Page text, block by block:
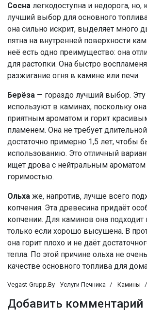
Сосна легкодоступна и недорога,
лучший выбор для основного
она сильно искрит, выделяет много
пятна на внутренней поверхности
неё есть одно преимущество: она
для растопки. Она быстро
разжигание огня в камине или печи.
Берёза — гораздо лучший выбор. Эту
используют в каминах, поскольку
приятным ароматом и горит
пламенем. Она не требует
достаточно примерно 1,5 лет, чтобы
использованию. Это отличный
ищет дрова с нейтральным
горимостью.
Ольха же, напротив, лучше всего
копчения. Эта древесина придаёт
копчении. Для каминов она
только если хорошо высушена. В
она горит плохо и не даёт
тепла. По этой причине ольха не
качестве основного топлива для
Vegast-Grupp.By - Услуги Печника Камины
Добавить комментарий